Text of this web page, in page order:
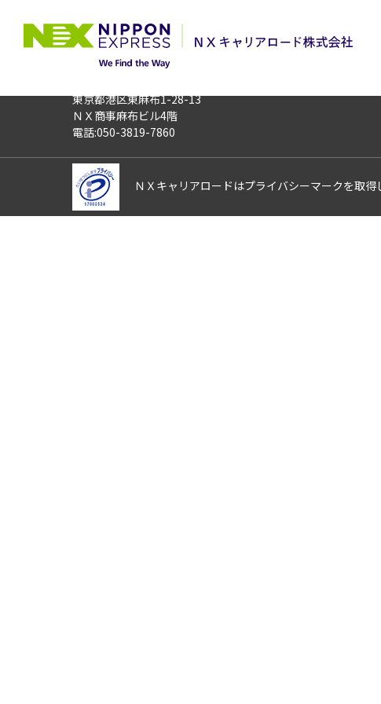
【埼玉県川越市】格
お仕事番号012869
東京都港区東麻布1-28-13
ＮＸ商事麻布ビル4階
電話:050-3819-7860
ＮＸキャリアロードはプライバシーマークを取得